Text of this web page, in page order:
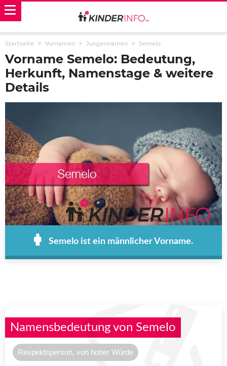
Startseite Vornamen Jungennamen Semelo
Vorname Semelo: Bedeutung,
Herkunft, Namenstage & weitere
Details
Semelo ist ein männlicher Vorname.
Namensbedeutung von Semelo
Respektsperson, von hoher Würde